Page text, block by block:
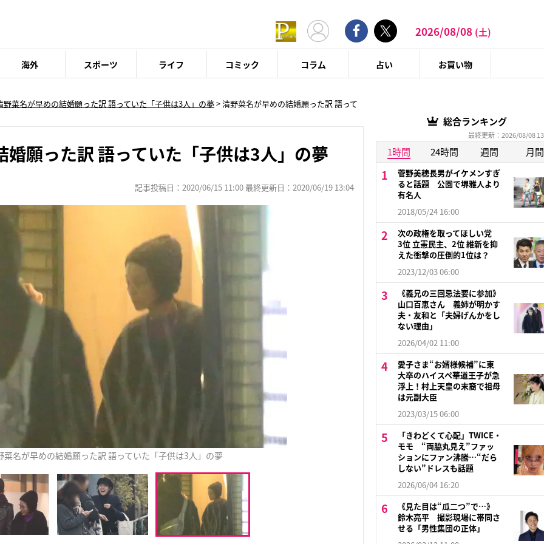
2026/08/08 (土)
海外 スポーツ ライフ コミック コラム 占い お買い物
野菜名が早めの結婚願った訳 語っていた「子供は3人」の夢>清野菜名が早めの結婚願った訳 語って
婚願った訳 語っていた「子供は3人」の夢
記事投稿日：2020/06/15 11:00 最終更新日：2020/06/19 13:04
菜名が早めの結婚願った訳 語っていた「子供は3人」の夢
総合ランキング
最終更新：2026/08/08
1時間 24時間 週間 月間
菅野美穂長男がイケメンすぎ
ると話題 公園で堺雅人より
有名人
2018/05/24 16:00
次の政権を取ってほしい党
3位 立憲民主、2位 維新を抑
えた衝撃の圧倒的1位は？
2023/12/03 06:00
《義兄の三回忌法要に参加》
山口百恵さん 義姉が明かす
夫・友和と「夫婦げんかをし
ない理由」
2026/04/02 11:00
愛子さま“お婿様候補”に東
大卒のハイスペ華道王子が急
浮上！村上天皇の末裔で祖母
は元副大臣
2023/03/15 06:00
「きわどくて心配」TWICE・
モモ “両脇丸見え”ファッ
ションにファン沸騰…“だら
しない”ドレスも話題
2026/06/04 16:20
《見た目は“瓜二つ”で…》
鈴木亮平 撮影現場に帯同さ
せる「男性集団の正体」